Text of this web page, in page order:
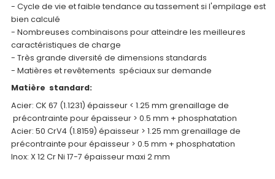
- Cycle de vie et faible tendance au tassement si l'empilage est
bien calculé
- Nombreuses combinaisons pour atteindre les meilleures
caractéristiques de charge
- Très grande diversité de dimensions standards
- Matières et revêtements spéciaux sur demande
Matière standard:
Acier: CK 67 (1.1231) épaisseur < 1.25 mm grenaillage de
précontrainte pour épaisseur > 0.5 mm + phosphatation
Acier: 50 CrV4 (1.8159) épaisseur > 1.25 mm grenaillage de
précontrainte pour épaisseur > 0.5 mm + phosphatation
Inox: X 12 Cr Ni 17-7 épaisseur maxi 2 mm